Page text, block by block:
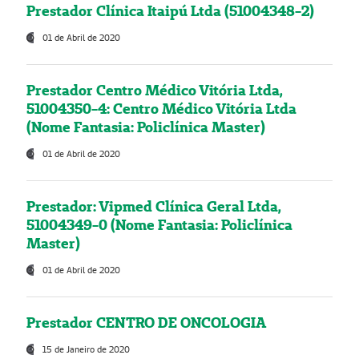
Prestador Clínica Itaipú Ltda (51004348-2)
01 de Abril de 2020
Prestador Centro Médico Vitória Ltda,
51004350-4: Centro Médico Vitória Ltda
(Nome Fantasia: Policlínica Master)
01 de Abril de 2020
Prestador: Vipmed Clínica Geral Ltda,
51004349-0 (Nome Fantasia: Policlínica
Master)
01 de Abril de 2020
Prestador CENTRO DE ONCOLOGIA
15 de Janeiro de 2020